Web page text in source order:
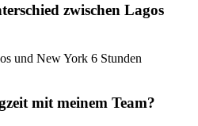
zwischen Lagos
und New York 6 Stunden
mit meinem Team?